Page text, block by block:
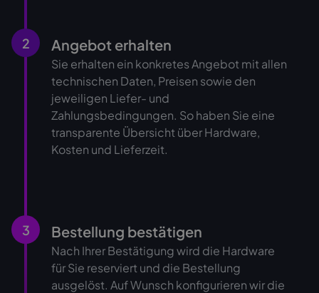
2 Angebot erhalten
Sie erhalten ein konkretes Angebot mit allen
technischen Daten, Preisen sowie den
jeweiligen Liefer- und
Zahlungsbedingungen. So haben Sie eine
transparente Übersicht über Hardware,
Kosten und Lieferzeit.
3 Bestellung bestätigen
Nach Ihrer Bestätigung wird die Hardware
für Sie reserviert und die Bestellung
ausgelöst. Auf Wunsch konfigurieren wir die